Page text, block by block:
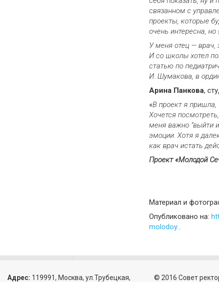
связанном с
проекты, которые
очень интересна,
У меня отец — врач,
И со школы хотел
статью по
И. Шумакова, в
Арина Панкова,
«В проект я пришла,
Хочется
меня важно “выйти
эмоции. Хотя я
как врач истать
Проект «Молодой
Материал и
Опубликовано на:
molodoy...
Адрес: 119991, Москва, ул.Трубецкая,
© 2016 Совет